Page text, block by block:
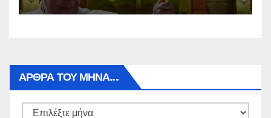
ΑΡΘΡΑ ΤΟΥ ΜΉΝΑ…
Αρθρα